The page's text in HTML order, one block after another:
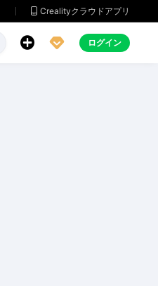
 Crealityクラウドアプリ
  ログイン